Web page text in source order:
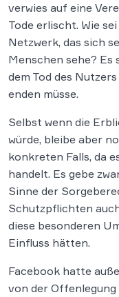
verwies auf eine
Tode erlischt. Wie
Netzwerk, das sich
Menschen sehe? Es
dem Tod des
enden müsse.
Selbst wenn die
würde, bleibe aber
konkreten Falls, da
handelt. Es gebe
Sinne der
Schutzpflichten
diese besonderen
Einfluss hätten.
Facebook hatte
von der